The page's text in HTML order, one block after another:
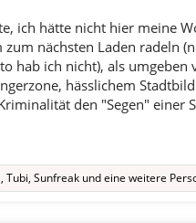
ich hätte nicht hier meine
zum nächsten Laden radeln
hab ich nicht), als umgeben
hässlichem
den "Segen" einer
, Tubi, Sunfreak und eine weitere